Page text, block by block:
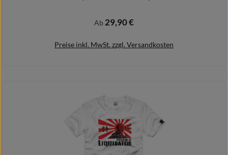
Regulärer Preis:
Ab29,90 €
Preise inkl. MwSt. zzgl. Versandkosten
Details